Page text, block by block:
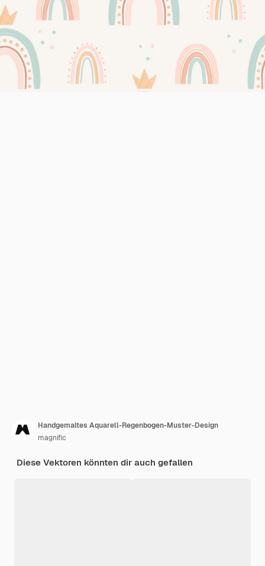
Handgemaltes Aquarell-Regenbogen-Muster-Design
magnific
Diese Vektoren könnten dir auch gefallen